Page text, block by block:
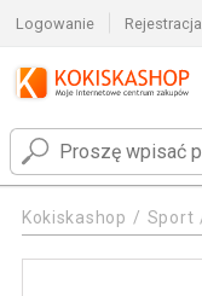
Logowanie Rejestracja
Kokiskashop Sport